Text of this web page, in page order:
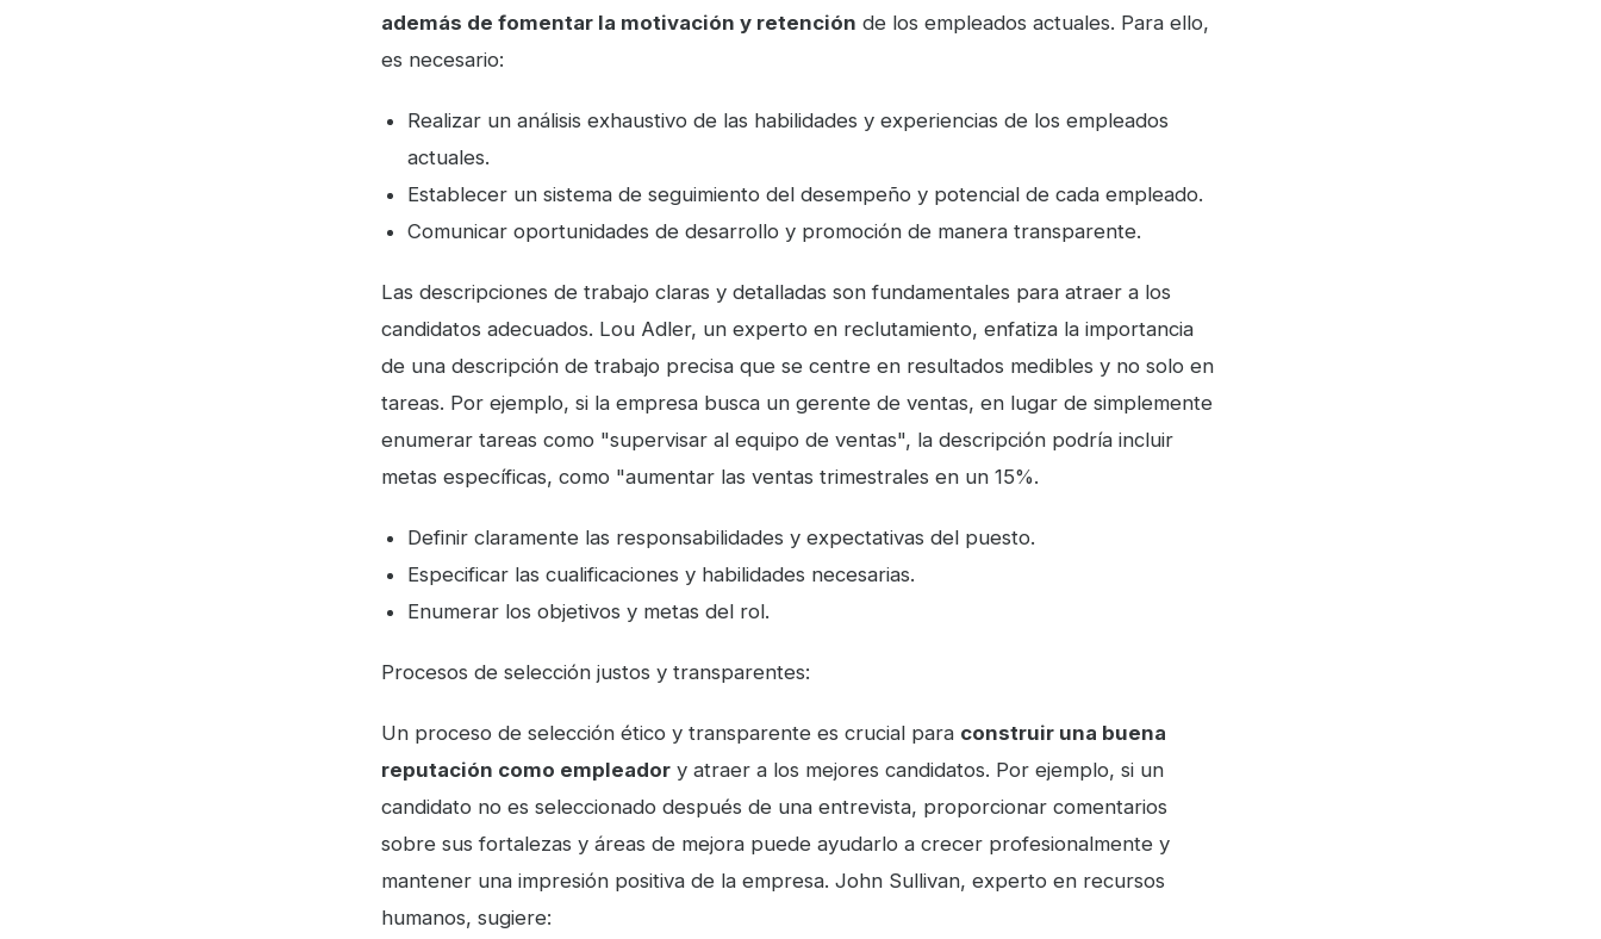
además de fomentar la motivación y retención de los empleados actuales. Para ello,
es necesario:
Realizar un análisis exhaustivo de las habilidades y experiencias de los empleados
actuales.
Establecer un sistema de seguimiento del desempeño y potencial de cada empleado.
Comunicar oportunidades de desarrollo y promoción de manera transparente.
Las descripciones de trabajo claras y detalladas son fundamentales para atraer a los
candidatos adecuados. Lou Adler, un experto en reclutamiento, enfatiza la importancia
de una descripción de trabajo precisa que se centre en resultados medibles y no solo en
tareas. Por ejemplo, si la empresa busca un gerente de ventas, en lugar de simplemente
enumerar tareas como "supervisar al equipo de ventas", la descripción podría incluir
metas específicas, como "aumentar las ventas trimestrales en un 15%.
Definir claramente las responsabilidades y expectativas del puesto.
Especificar las cualificaciones y habilidades necesarias.
Enumerar los objetivos y metas del rol.
Procesos de selección justos y transparentes:
Un proceso de selección ético y transparente es crucial para construir una buena
reputación como empleador y atraer a los mejores candidatos. Por ejemplo, si un
candidato no es seleccionado después de una entrevista, proporcionar comentarios
sobre sus fortalezas y áreas de mejora puede ayudarlo a crecer profesionalmente y
mantener una impresión positiva de la empresa. John Sullivan, experto en recursos
humanos, sugiere: